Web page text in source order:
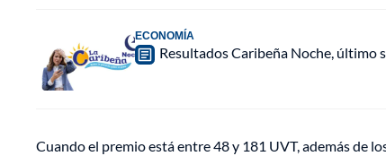
ECONOMÍA
Resultados Caribeña Noche, último
Cuando el premio está entre 48 y 181 UVT, además de